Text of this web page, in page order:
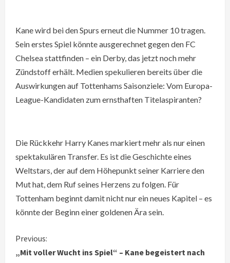
Kane wird bei den Spurs erneut die Nummer 10 tragen.
Sein erstes Spiel könnte ausgerechnet gegen den FC
Chelsea stattfinden – ein Derby, das jetzt noch mehr
Zündstoff erhält. Medien spekulieren bereits über die
Auswirkungen auf Tottenhams Saisonziele: Vom Europa-
League-Kandidaten zum ernsthaften Titelaspiranten?
Die Rückkehr Harry Kanes markiert mehr als nur einen
spektakulären Transfer. Es ist die Geschichte eines
Weltstars, der auf dem Höhepunkt seiner Karriere den
Mut hat, dem Ruf seines Herzens zu folgen. Für
Tottenham beginnt damit nicht nur ein neues Kapitel – es
könnte der Beginn einer goldenen Ära sein.
C
Previous:
„Mit voller Wucht ins Spiel“ – Kane begeistert nach